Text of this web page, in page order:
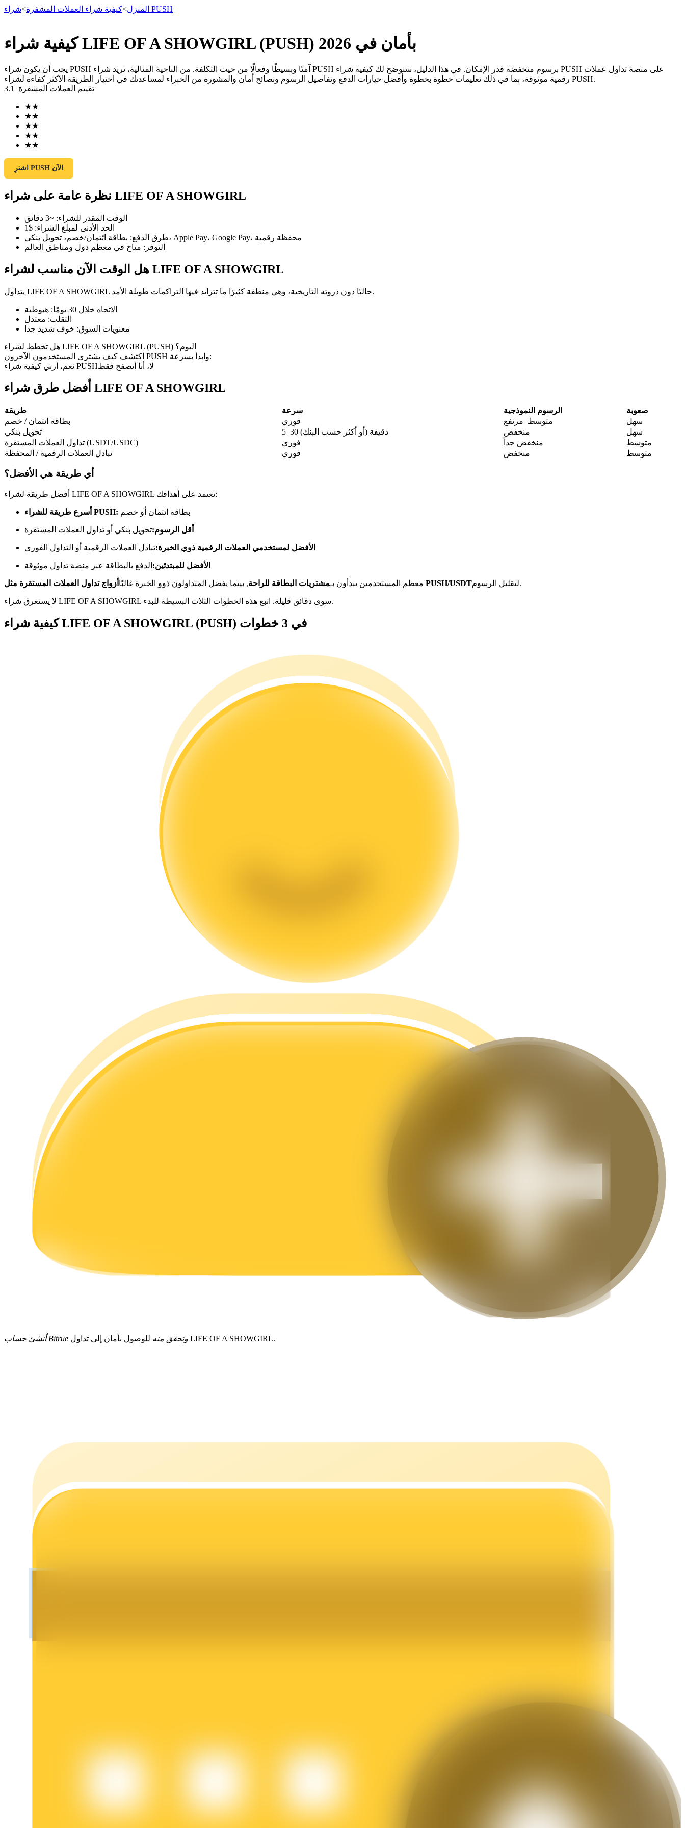
العقود الآجلة
العقود الآجلة USDT
العقود الآجلة للعملات المشفرة
TradFi
مشتقات الأسهم والعملات الأجنبية والمعادن الثمينة والسلع
العقود الآجلة USDC
نسخ التداول
انضم إلى أفضل المتداولين
استراتيجيات التداول
تعلم كيفية البقاء مربحة
Launchpool
المنزل>كيفية شراء العملات المشفرة> شراء PUSH
كيفية شراء LIFE OF A SHOWGIRL (PUSH) بأمان في 2026
يجب أن يكون شراء PUSH آمنًا وبسيطًا وفعالًا من حيث التكلفة. من الناحية المثالية، تريد شراء PUSH برسوم منخفضة قدر الإمكان. في هذا الدليل، سنوضح لك كيفية شراء PUSH على منصة تداول عملات
رقمية موثوقة، بما في ذلك تعليمات خطوة بخطوة وأفضل خيارات الدفع وتفاصيل الرسوم ونصائح أمان والمشورة من الخبراء لمساعدتك في اختيار الطريقة الأكثر كفاءة لشراء PUSH.
تقييم العملات المشفرة
3.1
★★
★★
★★
★★
★★
اشترِ PUSH الآن
نظرة عامة على شراء LIFE OF A SHOWGIRL
الوقت المقدر للشراء: ~3 دقائق
الحد الأدنى لمبلغ الشراء:
$1
طرق الدفع:
بطاقة ائتمان/خصم، تحويل بنكي، Apple Pay، Google Pay، محفظة رقمية
التوفر : متاح في معظم دول ومناطق العالم
هل الوقت الآن مناسب لشراء LIFE OF A SHOWGIRL
يتداول LIFE OF A SHOWGIRL حاليًا دون ذروته التاريخية، وهي منطقة كثيرًا ما تتزايد فيها التراكمات طويلة الأمد.
الاتجاه خلال 30 يومًا : هبوطية
التقلب: معتدل
معنويات السوق: خوف شديد جدا
هل تخطط لشراء LIFE OF A SHOWGIRL (PUSH) اليوم؟
اكتشف كيف يشتري المستخدمون الآخرون PUSH وابدأ بسرعة:
نعم، أرني كيفية شراء PUSHلا، أنا أتصفح فقط
أفضل طرق شراء LIFE OF A SHOWGIRL
طريقة سرعة الرسوم النموذجية
صعوبة
بطاقة ائتمان / خصم
فوري متوسط–مرتفع
سهل
تحويل بنكي
5–30 دقيقة (أو أكثر حسب البنك) منخفض
سهل
تداول العملات المستقرة (USDT/USDC)
فوري منخفض جداً
متوسط
تبادل العملات الرقمية / المحفظة
فوري منخفض متوسط
أي طريقة هي الأفضل؟
أفضل طريقة لشراء LIFE OF A SHOWGIRL تعتمد على أهدافك:
أسرع طريقة للشراء PUSH: بطاقة ائتمان أو خصم
أقل الرسوم:تحويل بنكي أو تداول العملات المستقرة
الأفضل لمستخدمي العملات الرقمية ذوي الخبرة:تبادل العملات الرقمية أو التداول الفوري
الأفضل للمبتدئين: الدفع بالبطاقة عبر منصة تداول موثوقة
معظم المستخدمين يبدأون بـمشتريات البطاقة للراحة, بينما يفضل المتداولون ذوو الخبرة غالبًا أزواج تداول العملات المستقرة مثل PUSH/USDT لتقليل الرسوم.
لا يستغرق شراء LIFE OF A SHOWGIRL سوى دقائق قليلة. اتبع هذه الخطوات الثلاث البسيطة للبدء.
كيفية شراء LIFE OF A SHOWGIRL (PUSH) في 3 خطوات
أنشئ حساب Bitrue وتحقق منه للوصول بأمان إلى تداول LIFE OF A SHOWGIRL.